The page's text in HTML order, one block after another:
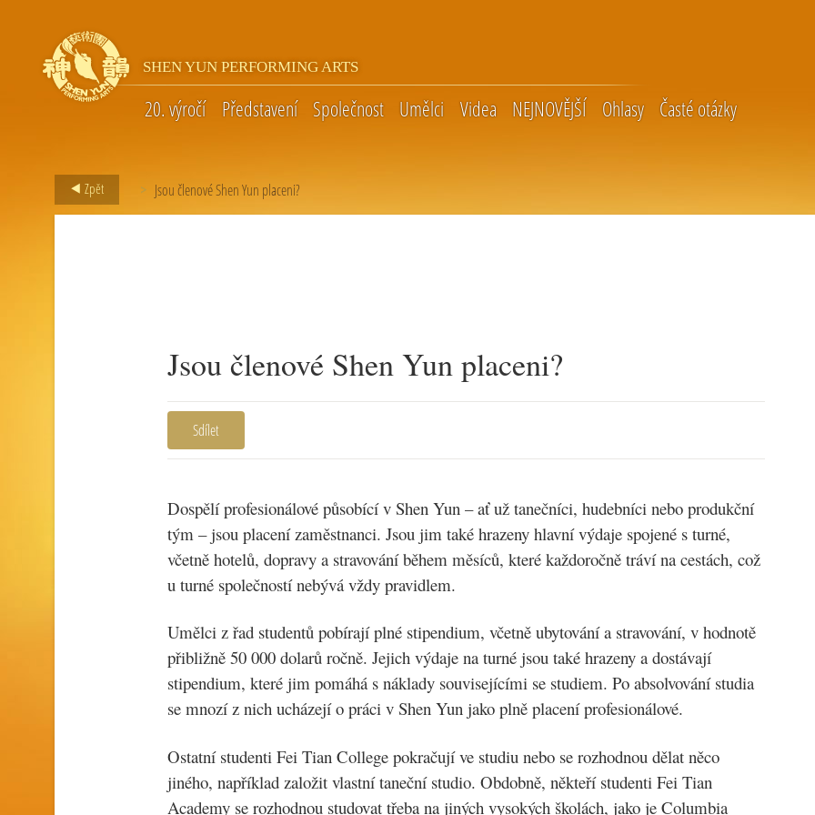
SHEN YUN PERFORMING ARTS
20. výročí Představení Společnost Umělci Videa NEJNOVĚJŠÍ Ohlasy Časté otázky
Zpět > Jsou členové Shen Yun placeni?
Jsou členové Shen Yun placeni?
Sdílet
Dospělí profesionálové působící v Shen Yun – ať už tanečníci, hudebníci nebo produkční
tým – jsou placení zaměstnanci. Jsou jim také hrazeny hlavní výdaje spojené s turné,
včetně hotelů, dopravy a stravování během měsíců, které každoročně tráví na cestách, což
u turné společností nebývá vždy pravidlem.
Umělci z řad studentů pobírají plné stipendium, včetně ubytování a stravování, v hodnotě
přibližně 50 000 dolarů ročně. Jejich výdaje na turné jsou také hrazeny a dostávají
stipendium, které jim pomáhá s náklady souvisejícími se studiem. Po absolvování studia
se mnozí z nich ucházejí o práci v Shen Yun jako plně placení profesionálové.
Ostatní studenti Fei Tian College pokračují ve studiu nebo se rozhodnou dělat něco
jiného, například založit vlastní taneční studio. Obdobně, někteří studenti Fei Tian
Academy se rozhodnou studovat třeba na jiných vysokých školách, jako je Columbia